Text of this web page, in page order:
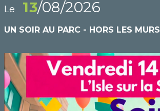
Le 13/08/2026
UN SOIR AU PARC - HORS LES MURS